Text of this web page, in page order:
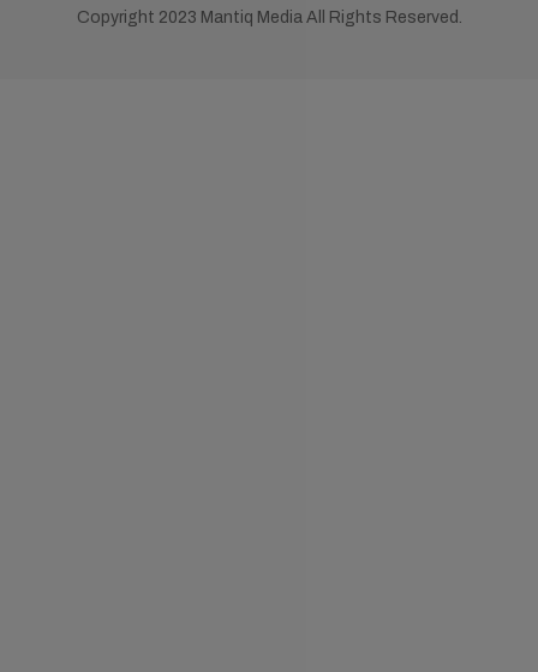
Copyright 2023 Mantiq Media All Rights Reserved.